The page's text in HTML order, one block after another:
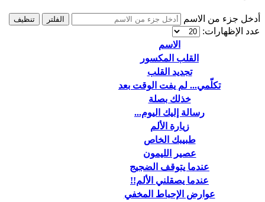
أدخل جزء من الاسم الفلتر تنظيف
عدد الإظهارات:
الاسم
القلب المكسور
تجديد القلب
تكلّمي... لم يفت الوقت بعد
خذلك بصلة
رسالة إليك اليوم...
زيارة الألم
طبيبك الخاص
عصير الليمون
عندما يتوقف الضجيج
عندما يصقلني الألم!!
عوارض الإحباط المخفي